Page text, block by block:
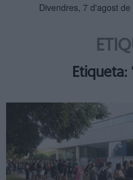
Divendres, 7 d'agost de
Etiqueta: